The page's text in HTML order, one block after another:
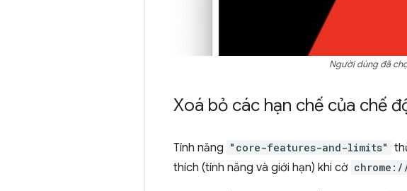
Người dùng đã
Xoá bỏ các hạn chế của chế
Tính năng "core-features-and-limits"
thích (tính năng và giới hạn) khi cờ